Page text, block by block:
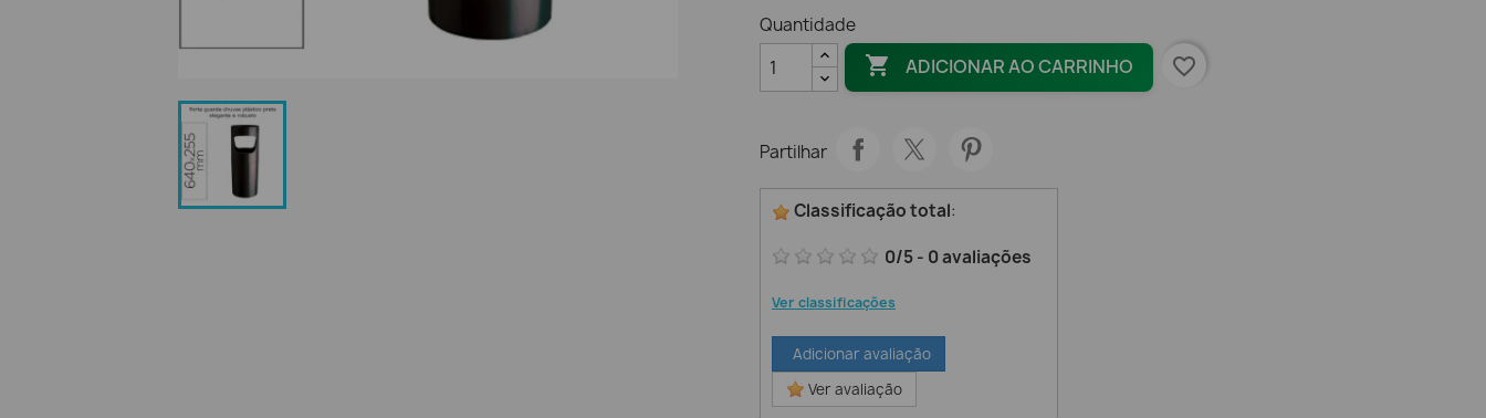
Quantidade
 ADICIONAR AO CARRINHO favorite_border
Partilhar
Classificação total:
0/5- 0avaliações
Ver classificações
Adicionar avaliação
Ver avaliação